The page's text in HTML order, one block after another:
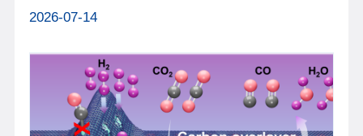
CAL分子中同时存在C=C和C=O两种不饱和键，传统
催化剂失活等问题。单原子催化剂虽能提...
2026-07-14